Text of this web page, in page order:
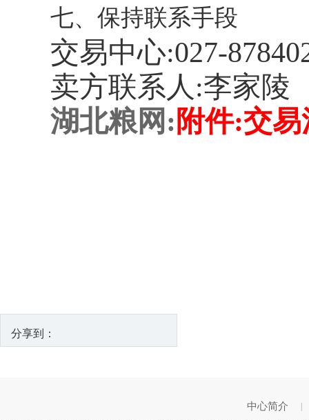
七、保持联系手段
交易中心:027-
卖方联系人:李家陵
湖北粮网: 附件:交
分享到：
中心简介